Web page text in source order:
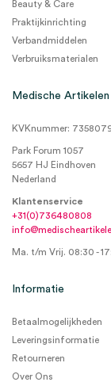
Beauty & Care
Praktijkinrichting
Verbandmiddelen
Verbruiksmaterialen
Medische Artikelen
KVKnummer:
Park Forum 1057
5657 HJ Eindhoven
Nederland
Klantenservice
+31(0)736480808
Ma. t/m Vrij. 08:30 -
Informatie
Betaalmogelijkheden
Leveringsinformatie
Retourneren
Over Ons